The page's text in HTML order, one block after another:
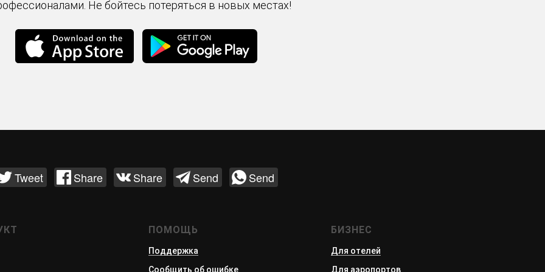
Не бойтесь потеряться в новых местах!
Tweet Share Share Send Send
ПОМОЩЬ
Поддержка
Сообщить об ошибке
БИЗНЕС
Для отелей
Для аэропортов